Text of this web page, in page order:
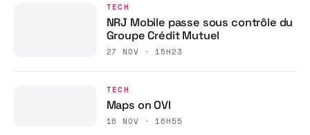
TECH
NRJ Mobile passe sous contrôle du
Groupe Crédit Mutuel
27 NOV · 15H23
TECH
Maps on OVI
16 NOV · 16H55